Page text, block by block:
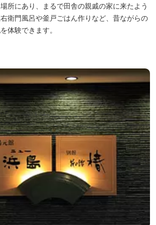
所にあり、まるで田舎の親戚の家に来たよう
衛門風呂や釜戸ごはん作りなど、昔ながらの
体験できます。